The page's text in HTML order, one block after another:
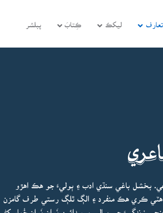
تعارف ليکڪ ڪِتابَ پبلشر
بخشل باغي سنڌي ادب ۽ ٻوليءَ جو هڪ اهڙو
هٽي ڪري هڪ منفرد ۽ الڳ ٿلڳ رستي طرف گامزن
زندگيءَ جي پيالي ۾ سدائين نَوان نَوان خُمار کڻي